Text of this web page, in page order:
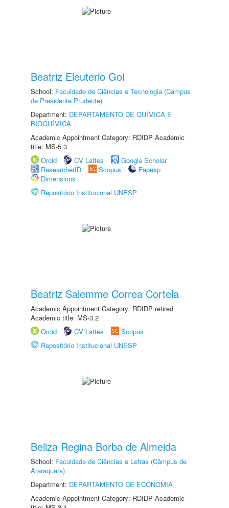
Beatriz Eleuterio Goi
School: Faculdade de Ciências e Tecnologia (Câmpus
de Presidente Prudente)
Department: DEPARTAMENTO DE QUÍMICA E
BIOQUÍMICA
Academic Appointment Category: RDIDP Academic
title: MS-5.3
Orcid
CV Lattes
Google Scholar
ResearcherID
Scopus
Fapesp
Dimensions
Repositório Institucional UNESP
Beatriz Salemme Correa Cortela
Academic Appointment Category: RDIDP retired
Academic title: MS-3.2
Orcid
CV Lattes
Scopus
Repositório Institucional UNESP
Beliza Regina Borba de Almeida
School: Faculdade de Ciências e Letras (Câmpus de
Araraquara)
Department: DEPARTAMENTO DE ECONOMIA
Academic Appointment Category: RDIDP Academic